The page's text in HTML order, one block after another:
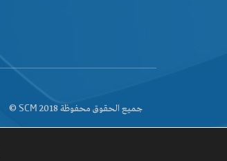
جميع الحقوق محفوظة 2018 SCM
©